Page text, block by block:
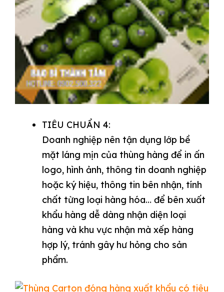
TIÊU CHUẨN 4:
Doanh nghiệp nên tận dụng lớp bề
mặt láng mịn của thùng hàng để in ấn
logo, hình ảnh, thông tin doanh nghiệp
hoặc ký hiệu, thông tin bên nhận, tính
chất từng loại hàng hóa… để bên xuất
khẩu hàng dễ dàng nhận diện loại
hàng và khu vực nhận mà xếp hàng
hợp lý, tránh gây hư hỏng cho sản
phẩm.